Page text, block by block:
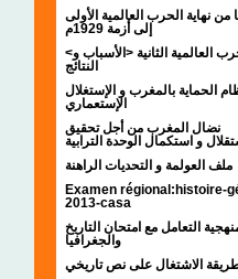
من نهاية الحرب العالمية الأولى
إلى أزمة 1929م
<الحرب العالمية الثانية <الأسباب و
النتائج
الحماية بالمغرب و الإستغلال
الإستعماري
نضال المغرب من أجل تحقيق
و استكمال الوحدة الترابية
ملف العولمة و التحديات الراهنة
Examen régional:histoire-
2013-casa
التعامل مع امتحان التاريخ
والجغرافيا
الاشتغال على نص تاريخي